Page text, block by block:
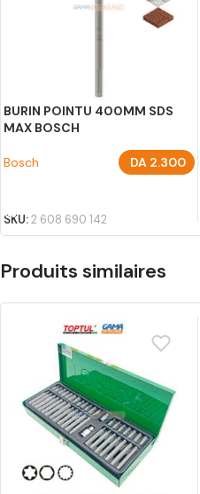
BURIN POINTU 400MM SDS
MAX BOSCH
Bosch DA 2.300
SKU:2 608 690 142
Produits similaires